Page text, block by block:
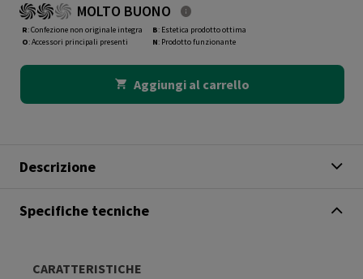
MOLTO BUONO
R: Confezione non originale integra
O: Accessori principali presenti
B: Estetica prodotto ottima
N: Prodotto funzionante
Aggiungi al carrello
Descrizione
Specifiche tecniche
CARATTERISTICHE